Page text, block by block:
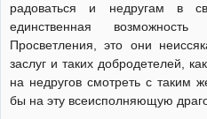
радоваться и недругам в
единственная
Просветления, это они
заслуг и таких добродетелей,
на недругов смотреть с таким
бы на эту всеисполняющую